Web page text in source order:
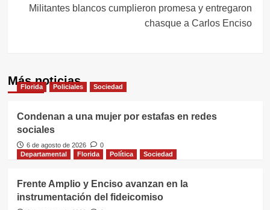
Militantes blancos cumplieron promesa y entregaron
chasque a Carlos Enciso
Más noticias
Florida Policiales Sociedad
Condenan a una mujer por estafas en redes
sociales
6 de agosto de 2026
0
Departamental
Florida Política Sociedad
Frente Amplio y Enciso avanzan en la
instrumentación del fideicomiso